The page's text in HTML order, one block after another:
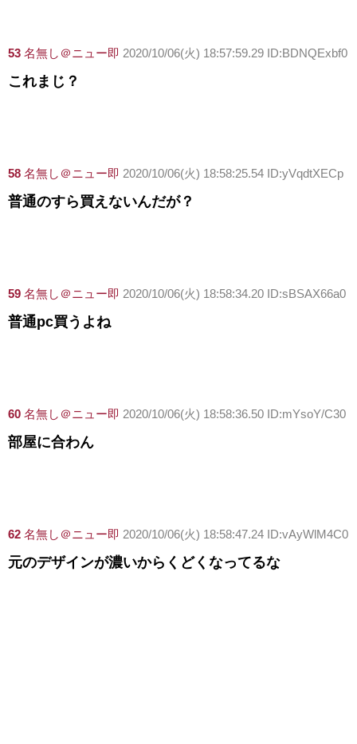
53 名無し＠ニュー即 2020/10/06(火) 18:57:59.29 ID:BDNQExbf0
これまじ？
58 名無し＠ニュー即 2020/10/06(火) 18:58:25.54 ID:yVqdtXECp
普通のすら買えないんだが？
59 名無し＠ニュー即 2020/10/06(火) 18:58:34.20 ID:sBSAX66a0
普通pc買うよね
60 名無し＠ニュー即 2020/10/06(火) 18:58:36.50 ID:mYsoY/C30
部屋に合わん
62 名無し＠ニュー即 2020/10/06(火) 18:58:47.24 ID:vAyWlM4C0
元のデザインが濃いからくどくなってるな